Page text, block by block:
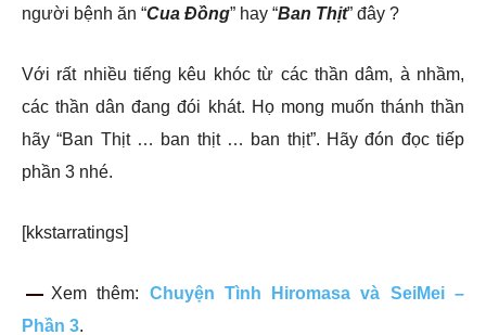
người bệnh ăn “Cua Đồng” hay “Ban Thịt” đây ?
Với rất nhiều tiếng kêu khóc từ các thần dâm, à nhầm,
các thần dân đang đói khát. Họ mong muốn thánh thần
hãy “Ban Thịt … ban thịt … ban thịt”. Hãy đón đọc tiếp
phần 3 nhé.
[kkstarratings]
Xem thêm: Chuyện Tình Hiromasa và SeiMei –
Phần 3.